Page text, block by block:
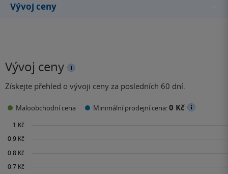
Vývoj ceny
Vývoj ceny
Získejte přehled o vývoji ceny za posledních 60 dní.
Maloobchodní cena Minimální prodejní cena:0 Kč